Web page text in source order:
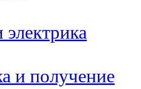
электрика
и получение